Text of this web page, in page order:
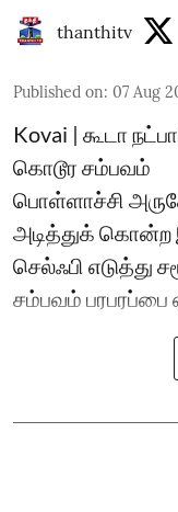
thanthitv
Published on: 07 Aug
Kovai | கூடா
கொடூர சம்பவம்
பொள்ளாச்சி
அடித்துக்
செல்ஃபி எடுத்து
சம்பவம் பரபரப்பை